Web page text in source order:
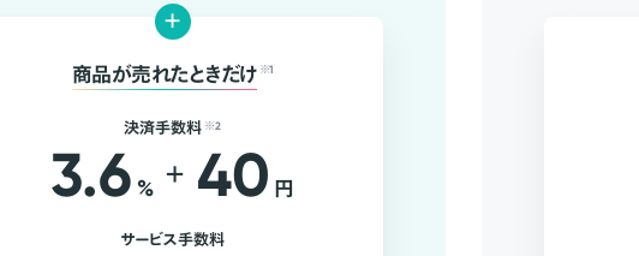
+
商品が売れたときだけ ※1
決済手数料 ※2
3.6 % + 40 円
サービス手数料